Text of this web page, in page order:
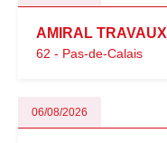
AMIRAL TRAVAUX
62 - Pas-de-Calais
06/08/2026